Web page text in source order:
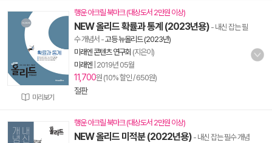
미리보기
행운 아크릴 북마크 (대상도서 2만원 이상)
NEW 올리드 확률과 통계 (2023년용) - 내신 잡는 필
수 개념서 -고등 뉴올리드 (2023년)
미래엔 콘텐츠 연구회 (지은이)
미래엔 2019년 05월
11,700원 (10% 할인 / 650원)
절판
행운 아크릴 북마크 (대상도서 2만원 이상)
NEW 올리드 미적분 (2022년용) - 내신 잡는 필수 개념